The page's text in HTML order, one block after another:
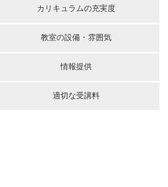
カリキュラムの充実度
教室の設備・雰囲気
情報提供
適切な受講料